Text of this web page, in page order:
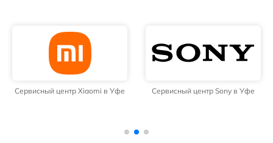
Сервисный центр Xiaomi в Уфе Сервисный центр Sony в Уфе